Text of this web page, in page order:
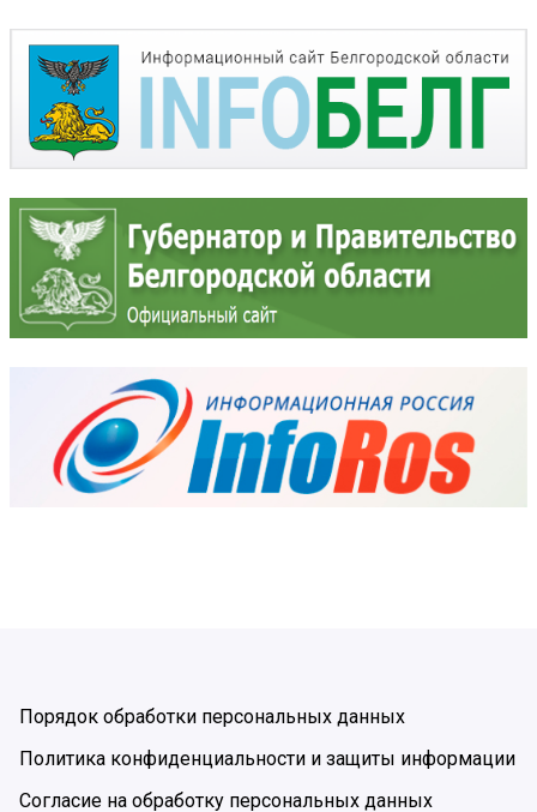
Порядок обработки персональных данных
Политика конфиденциальности и защиты информации
Согласие на обработку персональных данных